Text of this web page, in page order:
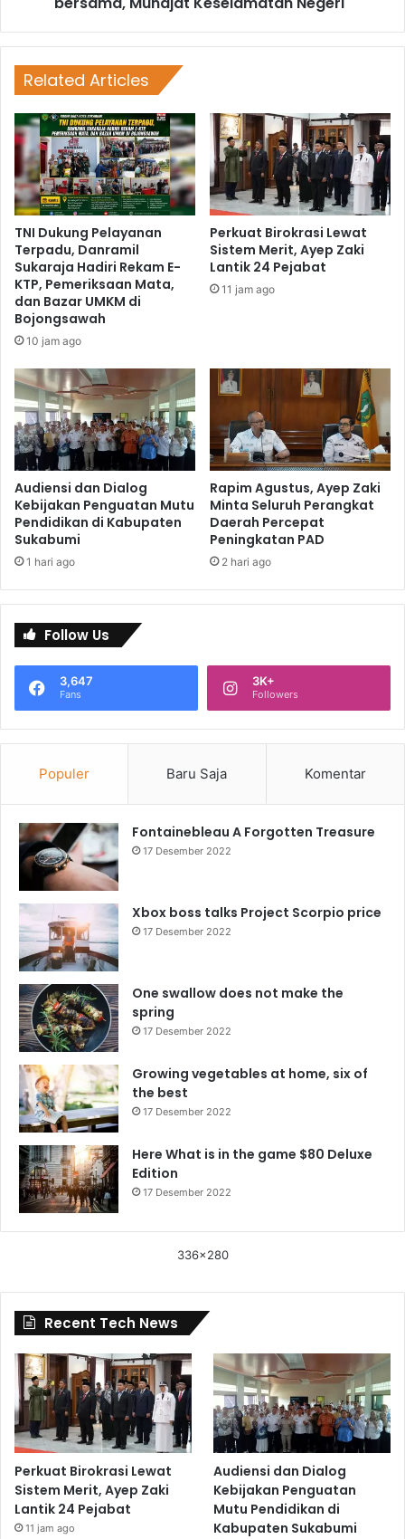
Related Articles
TNI Dukung Pelayanan
Terpadu, Danramil
Sukaraja Hadiri Rekam E-
KTP, Pemeriksaan Mata,
dan Bazar UMKM di
Bojongsawah
10 jam ago
Perkuat Birokrasi Lewat
Sistem Merit, Ayep Zaki
Lantik 24 Pejabat
11 jam ago
Audiensi dan Dialog
Kebijakan Penguatan Mutu
Pendidikan di Kabupaten
Sukabumi
1 hari ago
Rapim Agustus, Ayep Zaki
Minta Seluruh Perangkat
Daerah Percepat
Peningkatan PAD
2 hari ago
Follow Us
3,647
Fans
3K+
Followers
Populer Baru Saja Komentar
Fontainebleau A Forgotten Treasure
17 Desember 2022
Xbox boss talks Project Scorpio price
17 Desember 2022
One swallow does not make the
spring
17 Desember 2022
Growing vegetables at home, six of
the best
17 Desember 2022
Here What is in the game $80 Deluxe
Edition
17 Desember 2022
336x280
Recent Tech News
Perkuat Birokrasi Lewat
Sistem Merit, Ayep Zaki
Lantik 24 Pejabat
11 jam ago
Audiensi dan Dialog
Kebijakan Penguatan
Mutu Pendidikan di
Kabupaten Sukabumi